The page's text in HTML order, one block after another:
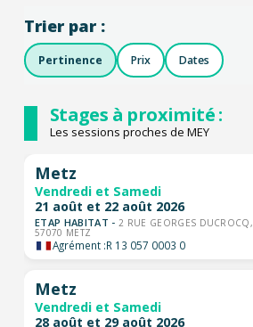
Trier par :
Pertinence Prix Dates
Stages à proximité :
Les sessions proches de MEY
Metz
Vendredi et Samedi
21 août et 22 août 2026
ETAP HABITAT - 2 RUE GEORGES DUCROCQ,
57070 METZ
Agrément :R 13 057 0003 0
Metz
Vendredi et Samedi
28 août et 29 août 2026